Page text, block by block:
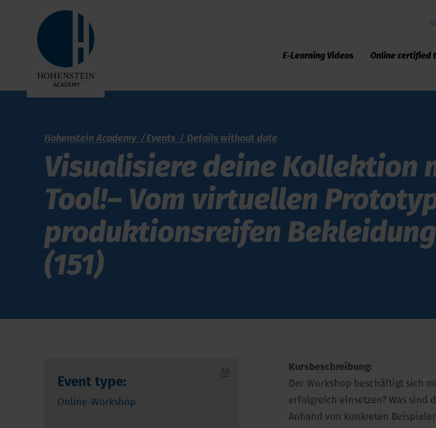
E-Learning Videos Online certified
Hohenstein Academy Events Details without date
Visualisiere deine Kollektion
Tool!– Vom virtuellen
produktionsreifen
(151)
Event type:
Online-Workshop
Kursbeschreibung:
Der Workshop beschäftigt sich
erfolgreich einsetzen? Was sind
Anhand von konkreten